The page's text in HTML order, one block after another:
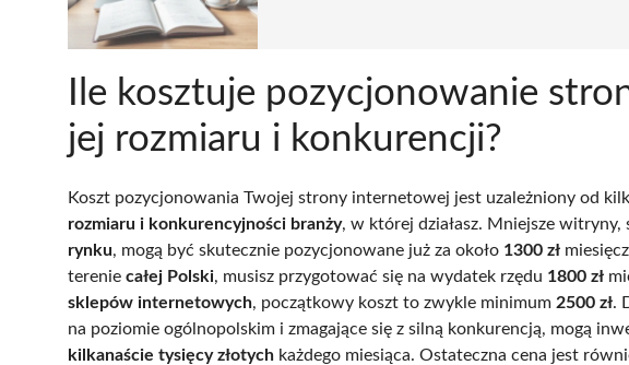
Ile kosztuje pozycjonowanie
jej rozmiaru i konkurencji?
Koszt pozycjonowania Twojej strony internetowej jest uzależniony od
rozmiaru i konkurencyjności branży, w której działasz. Mniejsze witryny,
rynku, mogą być skutecznie pozycjonowane już za około 1300 zł
terenie całej Polski, musisz przygotować się na wydatek rzędu 1800 zł
sklepów internetowych, początkowy koszt to zwykle minimum 2500 zł.
na poziomie ogólnopolskim i zmagające się z silną konkurencją, mogą
kilkanaście tysięcy złotych każdego miesiąca. Ostateczna cena jest